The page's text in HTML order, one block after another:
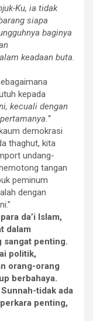
Ku, ia tidak
siapa
baginya
keadaan buta.
kepada
kecuali dengan
demokrasi
thaghut, kita
undang-
tangan
peminum
dengan
da’i Islam,
dalam
sangat penting.
politik,
or­ang-orang
berbahaya.
tidak ada
penting,